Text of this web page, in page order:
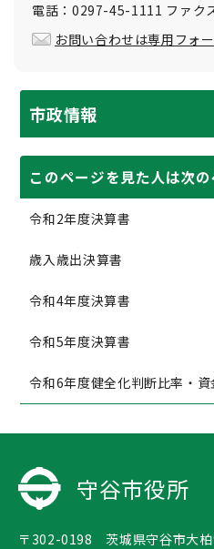
電話：0297-45-1111 ファク
お問い合わせは専用フォ
市政情報
このページを見た人は次
令和2年度決算書
歳入歳出決算書
令和4年度決算書
令和5年度決算書
令和6年度健全化判断比率・資
守谷市役所
〒302-0198 茨城県守谷市大柏